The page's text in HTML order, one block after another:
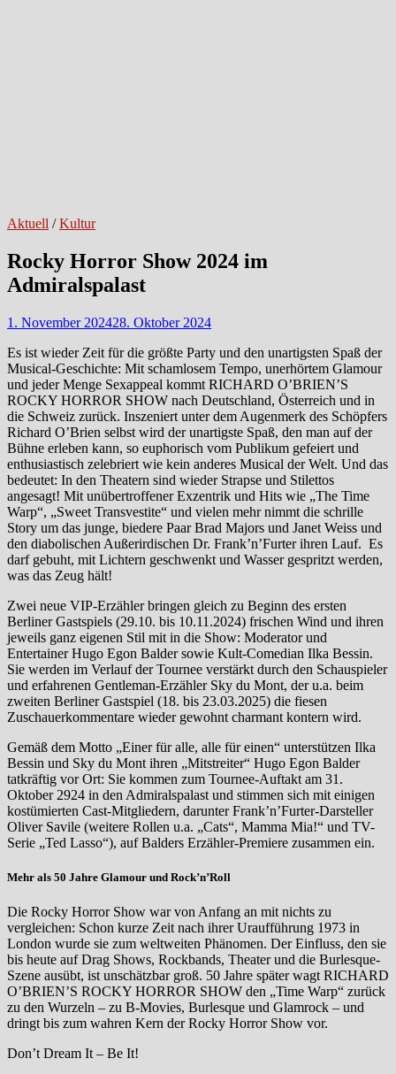
Aktuell /Kultur
Rocky Horror Show 2024 im
Admiralspalast
1. November 202428. Oktober 2024
Es ist wieder Zeit für die größte Party und den unartigsten Spaß der
Musical-Geschichte: Mit schamlosem Tempo, unerhörtem Glamour
und jeder Menge Sexappeal kommt RICHARD O’BRIEN’S
ROCKY HORROR SHOW nach Deutschland, Österreich und in
die Schweiz zurück. Inszeniert unter dem Augenmerk des Schöpfers
Richard O’Brien selbst wird der unartigste Spaß, den man auf der
Bühne erleben kann, so euphorisch vom Publikum gefeiert und
enthusiastisch zelebriert wie kein anderes Musical der Welt. Und das
bedeutet: In den Theatern sind wieder Strapse und Stilettos
angesagt! Mit unübertroffener Exzentrik und Hits wie „The Time
Warp“, „Sweet Transvestite“ und vielen mehr nimmt die schrille
Story um das junge, biedere Paar Brad Majors und Janet Weiss und
den diabolischen Außerirdischen Dr. Frank’n’Furter ihren Lauf. Es
darf gebuht, mit Lichtern geschwenkt und Wasser gespritzt werden,
was das Zeug hält!
Zwei neue VIP-Erzähler bringen gleich zu Beginn des ersten
Berliner Gastspiels (29.10. bis 10.11.2024) frischen Wind und ihren
jeweils ganz eigenen Stil mit in die Show: Moderator und
Entertainer Hugo Egon Balder sowie Kult-Comedian Ilka Bessin.
Sie werden im Verlauf der Tournee verstärkt durch den Schauspieler
und erfahrenen Gentleman-Erzähler Sky du Mont, der u.a. beim
zweiten Berliner Gastspiel (18. bis 23.03.2025) die fiesen
Zuschauerkommentare wieder gewohnt charmant kontern wird.
Gemäß dem Motto „Einer für alle, alle für einen“ unterstützen Ilka
Bessin und Sky du Mont ihren „Mitstreiter“ Hugo Egon Balder
tatkräftig vor Ort: Sie kommen zum Tournee-Auftakt am 31.
Oktober 2924 in den Admiralspalast und stimmen sich mit einigen
kostümierten Cast-Mitgliedern, darunter Frank’n’Furter-Darsteller
Oliver Savile (weitere Rollen u.a. „Cats“, Mamma Mia!“ und TV-
Serie „Ted Lasso“), auf Balders Erzähler-Premiere zusammen ein.
Mehr als 50 Jahre Glamour und Rock’n’Roll
Die Rocky Horror Show war von Anfang an mit nichts zu
vergleichen: Schon kurze Zeit nach ihrer Uraufführung 1973 in
London wurde sie zum weltweiten Phänomen. Der Einfluss, den sie
bis heute auf Drag Shows, Rockbands, Theater und die Burlesque-
Szene ausübt, ist unschätzbar groß. 50 Jahre später wagt RICHARD
O’BRIEN’S ROCKY HORROR SHOW den „Time Warp“ zurück
zu den Wurzeln – zu B-Movies, Burlesque und Glamrock – und
dringt bis zum wahren Kern der Rocky Horror Show vor.
Don’t Dream It – Be It!